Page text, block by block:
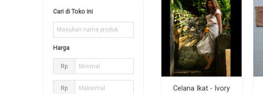
Cari di Toko ini
Harga
Rp
Rp
Celana Ikat - Ivory